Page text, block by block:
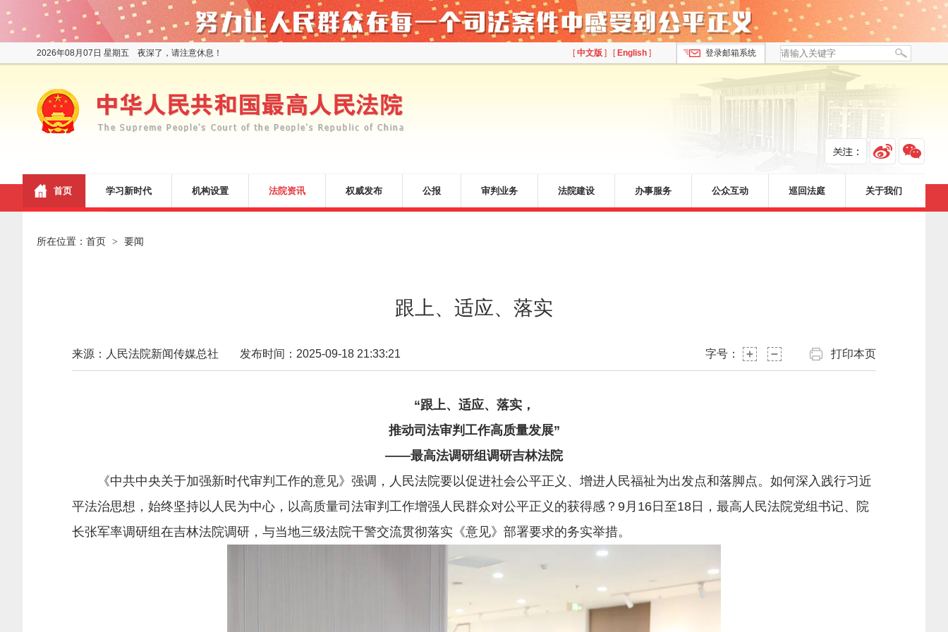
[中文版 ] [ English ]
2026年08月07日 星期五 夜深了，请注意休息！ 登录邮箱系统
首页 学习新时代 机构设置 法院资讯 权威发布 公报 审判业务 法院建设 办事服务 公众互动 巡回法庭 关于我们
所在位置： 首页 > 要闻
跟上、适应、落实
来源：人民法院新闻传媒总社 发布时间：2025-09-18 21:33:21 字号： 打印本页
“跟上、适应、落实，
推动司法审判工作高质量发展”
——最高法调研组调研吉林法院
《中共中央关于加强新时代审判工作的意见》强调，人民法院要以促进社会公平正义、增进人民福祉为出发点和落脚点。如何深入践行习近
平法治思想，始终坚持以人民为中心，以高质量司法审判工作增强人民群众对公平正义的获得感？9月16日至18日，最高人民法院党组书记、院
长张军率调研组在吉林法院调研，与当地三级法院干警交流贯彻落实《意见》部署要求的务实举措。